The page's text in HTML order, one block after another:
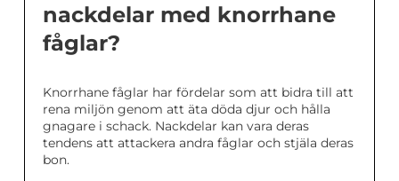
nackdelar med knorrhane
fåglar?
Knorrhane fåglar har fördelar som att bidra till att
rena miljön genom att äta döda djur och hålla
gnagare i schack. Nackdelar kan vara deras
tendens att attackera andra fåglar och stjäla deras
bon.